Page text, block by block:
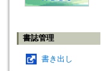
書誌管理
書き出し